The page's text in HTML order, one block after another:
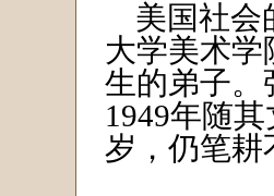
美国社会
大学美术
生的弟子。
1949年随
岁，仍笔耕